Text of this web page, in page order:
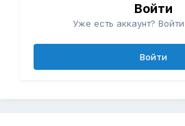
Войти
Уже есть аккаунт?
Войти